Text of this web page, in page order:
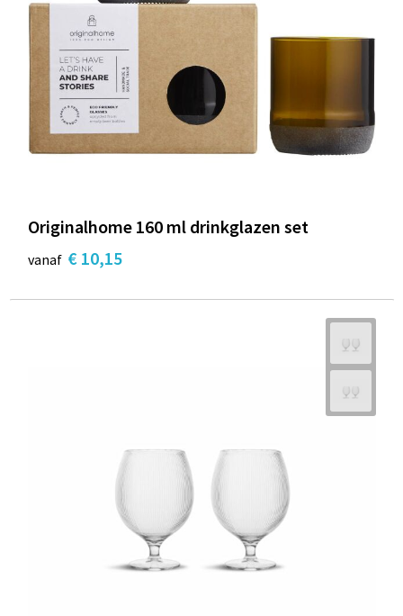
Originalhome 160 ml drinkglazen set
vanaf € 10,15